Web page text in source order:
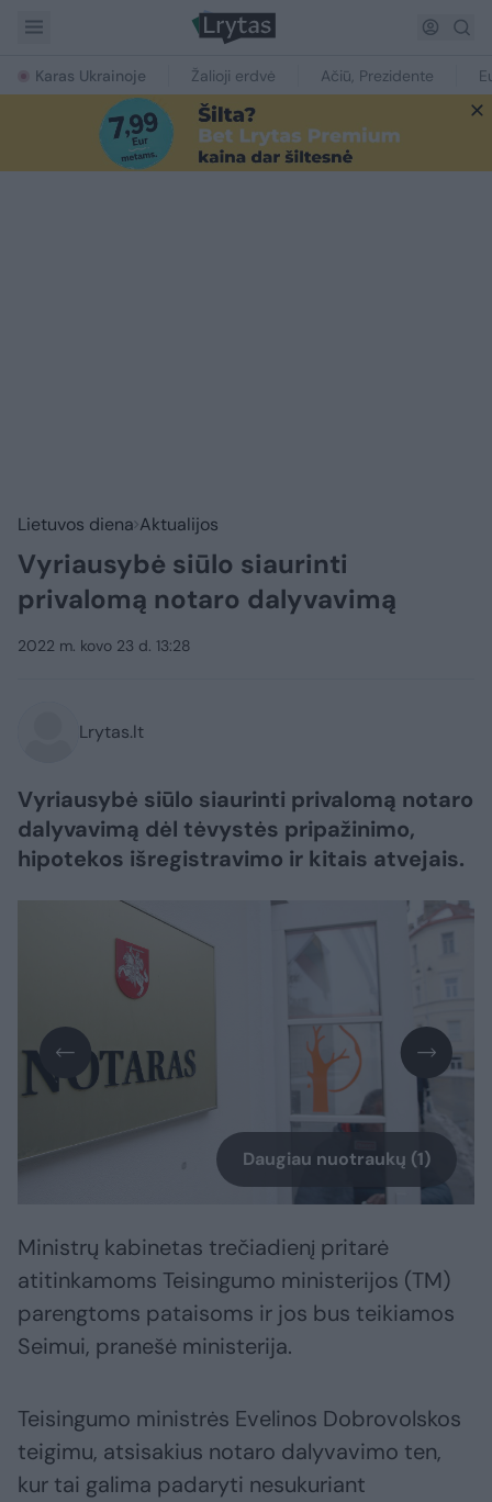
Karas Ukrainoje Žalioji erdvė Ačiū, Prezidente
Lietuvos diena Aktualijos
Vyriausybė siūlo siaurinti
privalomą notaro dalyvavimą
2022 m. kovo 23 d. 13:28
Lrytas.lt
Vyriausybė siūlo siaurinti privalomą notaro
dalyvavimą dėl tėvystės pripažinimo,
hipotekos išregistravimo ir kitais atvejais.
Daugiau nuotraukų (1)
Ministrų kabinetas trečiadienį pritarė
atitinkamoms Teisingumo ministerijos (TM)
parengtoms pataisoms ir jos bus teikiamos
Seimui, pranešė ministerija.
Teisingumo ministrės Evelinos Dobrovolskos
teigimu, atsisakius notaro dalyvavimo ten,
kur tai galima padaryti nesukuriant